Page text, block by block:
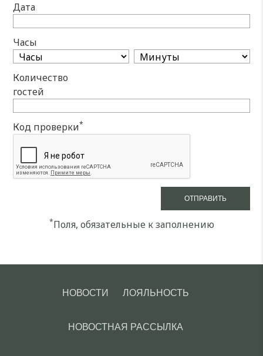
Дата
Часы
Количество
гостей
Код проверки*
*Поля, обязательные к заполнению
НОВОСТИ ЛОЯЛЬНОСТЬ
НОВОСТНАЯ РАССЫЛКА